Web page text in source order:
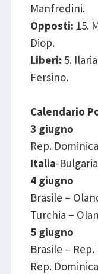
Manfredini.
Opposti: 15.
Diop.
Liberi: 5.
Fersino.
Calendario
3 giugno
Rep.
Italia-
4 giugno
Brasile –
Turchia –
5 giugno
Brasile –
Rep.